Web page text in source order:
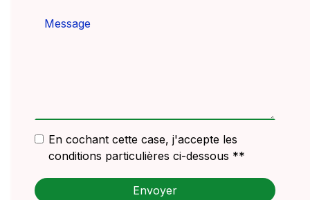
En cochant cette case, j'accepte les
conditions particulières ci-dessous **
Envoyer